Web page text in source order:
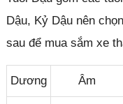
Dậu, Kỷ Dậu nên
sau để mua sắm xe
Dương Âm